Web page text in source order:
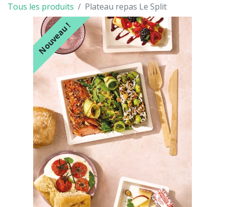
Tous les produits Plateau repas Le Split
Nouveau !